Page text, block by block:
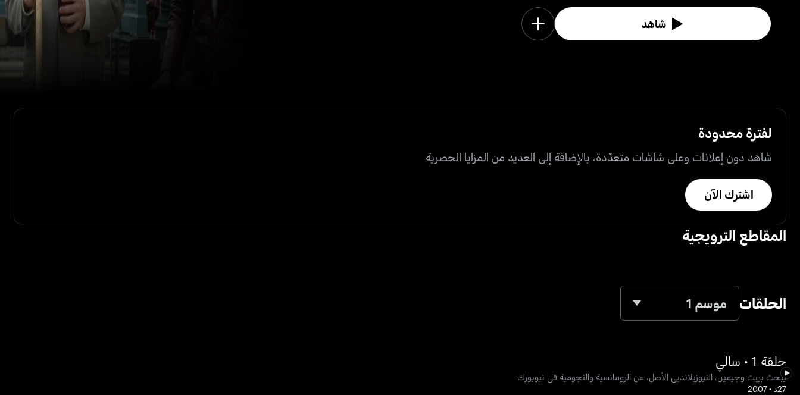
شاهد
لفترة محدودة
شاهد دون إعلانات وعلى شاشات متعدّدة، بالإضافة إلى العديد من المزايا الحصرية
اشترك الآن
المقاطع الترويجية
الحلقات موسم 1
حلقة 1 • سالي
يبحث بريت وجيمين، النيوزيلانديي الأصل، عن الرومانسية والنجومية في نيويورك
27د •
2007